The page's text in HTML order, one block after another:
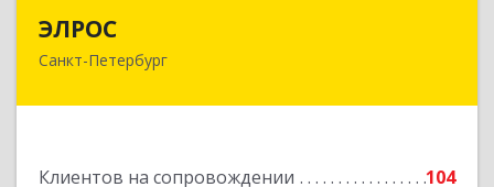
ЭЛРОС
Санкт-Петербург
Клиентов на сопровождении
104
191024, Санкт-Петербург г, Тележная ул, дом №